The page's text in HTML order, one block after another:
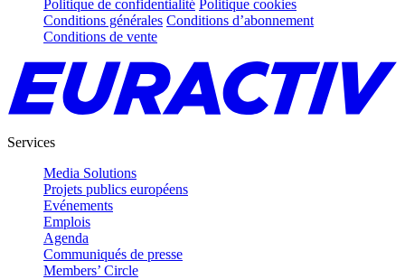
Politique de confidentialité Politique cookies
Conditions générales Conditions d’abonnement
Conditions de vente
Services
Media Solutions
Projets publics européens
Evénements
Emplois
Agenda
Communiqués de presse
Members’ Circle